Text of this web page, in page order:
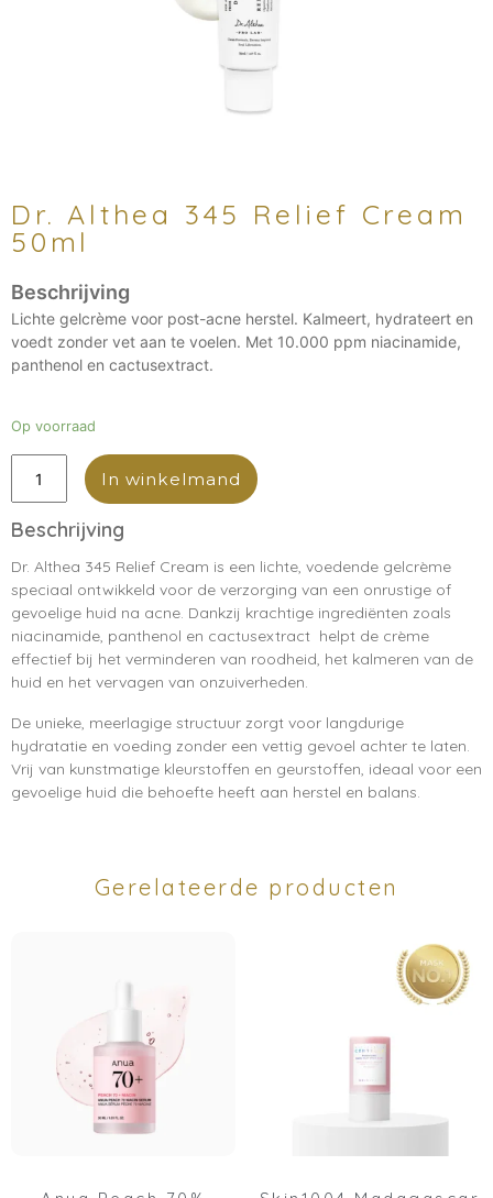
Dr. Althea 345 Relief Cream
50ml
Lichte gelcrème voor post-acne herstel. Kalmeert, hydrateert en
voedt zonder vet aan te voelen. Met 10.000 ppm niacinamide,
panthenol en cactusextract.
Op voorraad
In winkelmand
Dr. Althea 345 Relief Cream is een lichte, voedende gelcrème
speciaal ontwikkeld voor de verzorging van een onrustige of
gevoelige huid na acne. Dankzij krachtige ingrediënten zoals
niacinamide, panthenol en cactusextract helpt de crème
effectief bij het verminderen van roodheid, het kalmeren van de
huid en het vervagen van onzuiverheden.
De unieke, meerlagige structuur zorgt voor langdurige
hydratatie en voeding zonder een vettig gevoel achter te laten.
Vrij van kunstmatige kleurstoffen en geurstoffen, ideaal voor een
gevoelige huid die behoefte heeft aan herstel en balans.
Gerelateerde producten